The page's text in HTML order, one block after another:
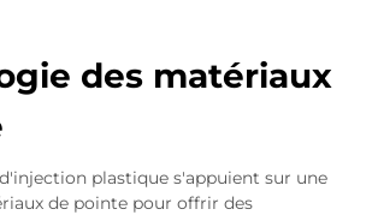
des matériaux
plastique s'appuient sur une
de pointe pour offrir des